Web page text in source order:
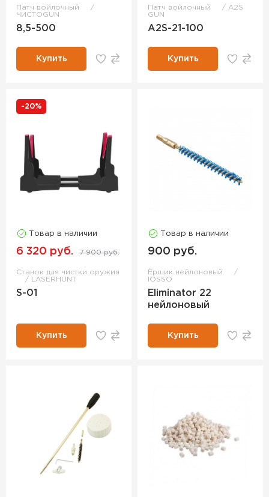
Патч войлочный
ЧИСТОGUN
8,5-500
Купить
Патч войлочный
A2S
GUN
A2S-21-100
Купить
-20%
Товар в наличии
6 320 руб. 7 900 руб.
Станок для чистки оружия
LASERHUNT
S-01
Купить
Товар в наличии
900 руб.
Ёршик нейлоновый
IOSSO
Eliminator 22
нейлоновый
Купить